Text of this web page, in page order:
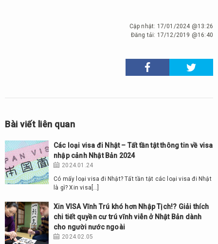
Cập nhật: 17/01/2024 @13:26
Đăng tải: 17/12/2019 @16:40
Bài viết liên quan
Các loại visa đi Nhật – Tất tần tật thông tin về visa
nhập cảnh Nhật Bản 2024
2024.01.24
Có mấy loại visa đi Nhật? Tất tần tật các loại visa đi Nhật
là gì? Xin visa[…]
Xin VISA Vĩnh Trú khó hơn Nhập Tịch!? Giải thích
chi tiết quyền cư trú vĩnh viễn ở Nhật Bản dành
cho người nước ngoài
2024.02.05